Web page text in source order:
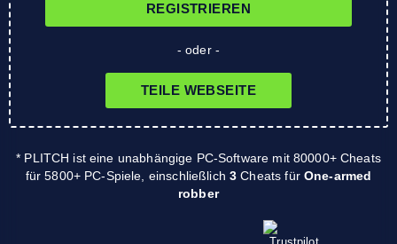
REGISTRIEREN
- oder -
TEILE WEBSEITE
* PLITCH ist eine unabhängige PC-Software mit 80000+ Cheats
für 5800+ PC-Spiele, einschließlich3 Cheats für One-armed
robber